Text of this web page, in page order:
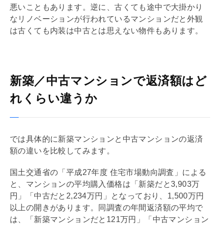
悪いこともあります。逆に、古くても途中で大掛かり
な リノベーションが行われているマンションだと外観
は古くても内装は中古とは思えない物件もあります。
新築／中古マンションで返済額はど
れくらい違うか
では具体的に新築マンションと中古マンションの返済
額の違いを比較してみます。
国土交通省の「平成27年度 住宅市場動向調査」による
と、マンションの平均購入価格は「新築だと3,903万
円」「中古だと2,234万円」となっており、1,500万円
以上の開きがあります。同調査の年間返済額の平均で
は、「新築マンションだと121万円」「中古マンション